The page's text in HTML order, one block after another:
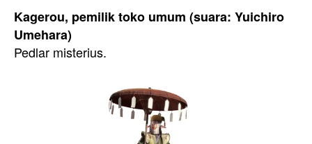
Kagerou, pemilik toko umum (suara: Yuichiro
Umehara)
Pedlar misterius.